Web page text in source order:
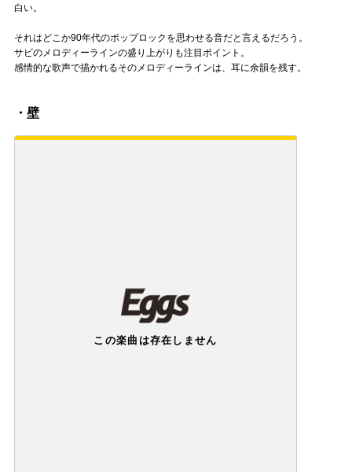
白い。
それはどこか90年代のポップロックを思わせる音だと言えるだろう。
サビのメロディーラインの盛り上がりも注目ポイント。
感情的な歌声で描かれるそのメロディーラインは、耳に余韻を残す。
・壁